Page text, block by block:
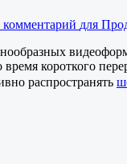
комментарий для
короткого
распространять